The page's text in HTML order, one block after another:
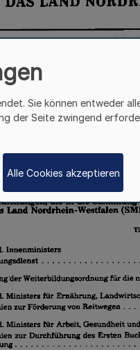
Sie können entweder
der Seite zwingend
Alle Cookies akzeptieren